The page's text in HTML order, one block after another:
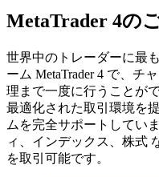
MetaTrader 4の
世界中のトレーダーに最
ーム MetaTrader 4 で、チ
理まで一度に行うことが
最適化された取引環境を
ムを完全サポートしてい
ィ、インデックス、株式
を取引可能です。